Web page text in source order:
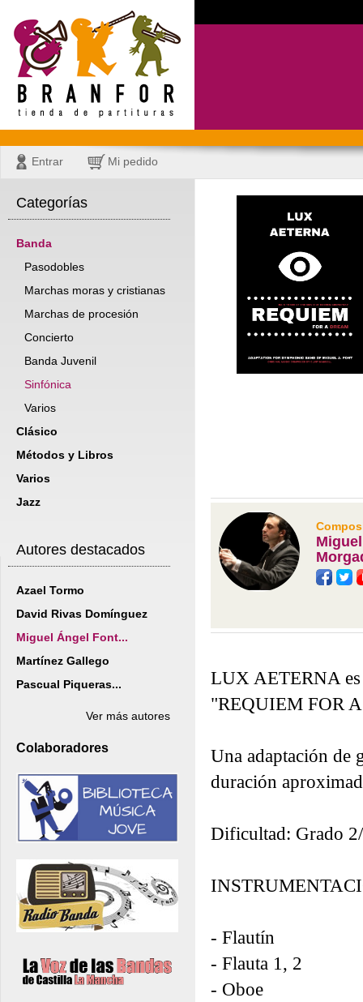
Entrar Mi pedido
Categorías
Banda
Pasodobles
Marchas moras y cristianas
Marchas de procesión
Concierto
Banda Juvenil
Sinfónica
Varios
Clásico
Métodos y Libros
Varios
Jazz
Autores destacados
Azael Tormo
David Rivas Domínguez
Miguel Ángel Font...
Martínez Gallego
Pascual Piqueras...
Ver más autores
Colaboradores
LUX AETERNA es
"REQUIEM FOR
Una adaptación de
duración
Dificultad: Grado
- Flautín
- Flauta 1, 2
- Oboe